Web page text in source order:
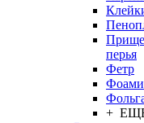
перья
Фетр
+